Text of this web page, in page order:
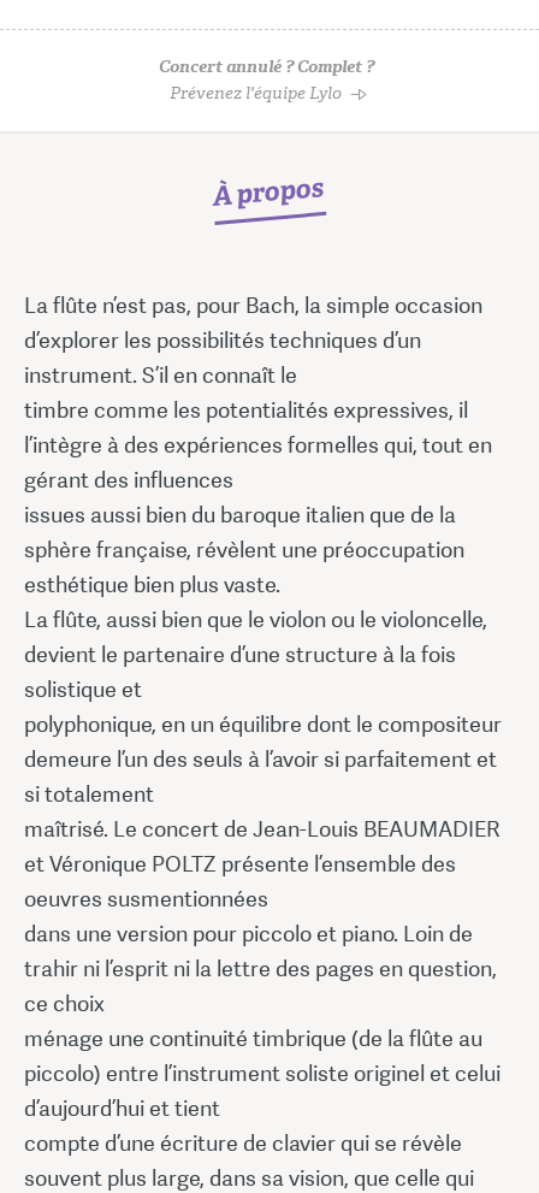
Concert annulé ? Complet ?
Prévenez l'équipe Lylo
À propos
La flûte n’est pas, pour Bach, la simple occasion
d’explorer les possibilités techniques d’un
instrument. S’il en connaît le
timbre comme les potentialités expressives, il
l’intègre à des expériences formelles qui, tout en
gérant des influences
issues aussi bien du baroque italien que de la
sphère française, révèlent une préoccupation
esthétique bien plus vaste.
La flûte, aussi bien que le violon ou le violoncelle,
devient le partenaire d’une structure à la fois
solistique et
polyphonique, en un équilibre dont le compositeur
demeure l’un des seuls à l’avoir si parfaitement et
si totalement
maîtrisé. Le concert de Jean-Louis BEAUMADIER
et Véronique POLTZ présente l’ensemble des
oeuvres susmentionnées
dans une version pour piccolo et piano. Loin de
trahir ni l’esprit ni la lettre des pages en question,
ce choix
ménage une continuité timbrique (de la flûte au
piccolo) entre l’instrument soliste originel et celui
d’aujourd’hui et tient
compte d’une écriture de clavier qui se révèle
souvent plus large, dans sa vision, que celle qui